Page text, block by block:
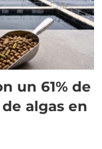
un 61% de
algas en